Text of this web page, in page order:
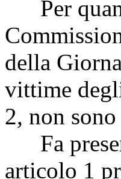
Per
della
vittime
2, non
Fa
articolo 1